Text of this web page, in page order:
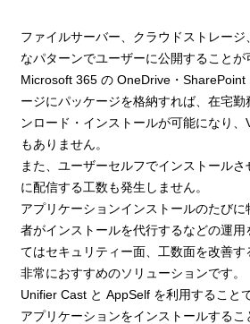
ファイルサーバー、クラウドストレー
なパターンでユーザーに公開することが
Microsoft 365 の OneDrive・SharePoint
ージにパッケージを格納すれば、在宅勤
ンロード・インストールが可能になり、
もありません。
また、ユーザーセルフでインストール
に配信する工数も発生しません。
アプリケーションインストールのたび
者がインストールを代行するなどの運用
てはセキュリティー面、工数面を改善す
非常におすすめのソリューションです。
Unifier Cast と AppSelf を利用すること
アプリケーションをインストールするこ